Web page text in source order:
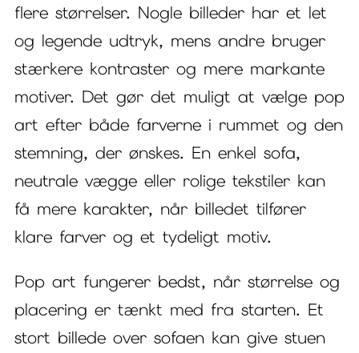
flere størrelser. Nogle billeder har et let
og legende udtryk, mens andre bruger
stærkere kontraster og mere markante
motiver. Det gør det muligt at vælge pop
art efter både farverne i rummet og den
stemning, der ønskes. En enkel sofa,
neutrale vægge eller rolige tekstiler kan
få mere karakter, når billedet tilfører
klare farver og et tydeligt motiv.
Pop art fungerer bedst, når størrelse og
placering er tænkt med fra starten. Et
stort billede over sofaen kan give stuen